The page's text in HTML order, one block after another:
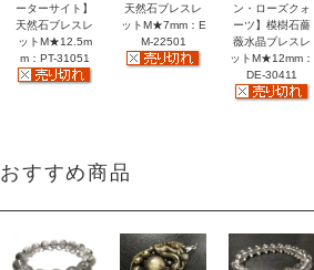
ーターサイト】
天然石ブレスレ
ットM★12.5m
m：PT-31051
天然石ブレスレ
ットM★7mm：E
M-22501
ン・ローズクォ
ーツ】模樹石薔
薇水晶ブレスレ
ットM★12mm：
DE-30411
おすすめ商品